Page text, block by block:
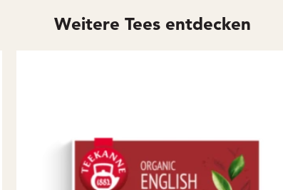
Weitere Tees entdecken